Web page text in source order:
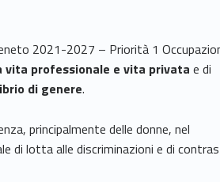
2021-2027 – Priorità 1
vita professionale e vita privata e di
di genere.
principalmente delle donne, nel
di lotta alle discriminazioni e di